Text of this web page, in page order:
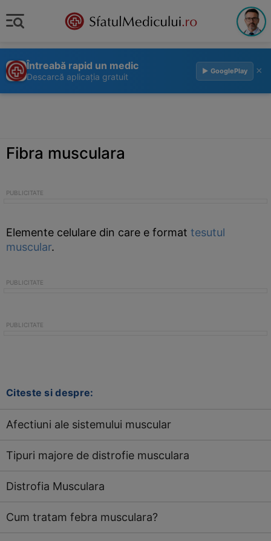
Întreabă rapid un medic
Descarcă aplicația gratuit
▶ GooglePlay ×
Fibra musculara
Elemente celulare din care e format tesutul
muscular.
Citeste si despre:
Afectiuni ale sistemului muscular
Tipuri majore de distrofie musculara
Distrofia Musculara
Cum tratam febra musculara?